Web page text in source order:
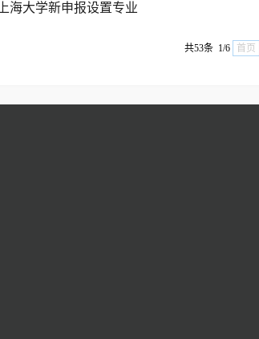
海大学新申报设置专业
共53条 1/6 首页